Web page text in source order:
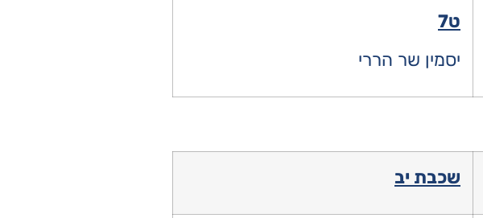
ט7
יסמין שר הררי
שכבת יב